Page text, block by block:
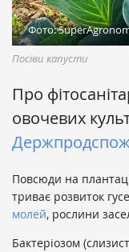
Фото:
Посіви капусти
Про
овочевих
Повсюди на
триває розвиток
молей, рослини
Бактеріозом